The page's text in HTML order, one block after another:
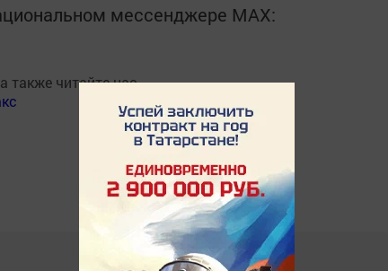
мессенджере MАХ:
также читайте нас